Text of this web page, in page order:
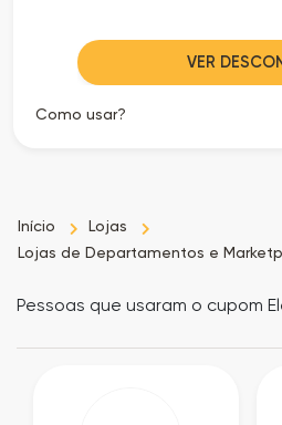
VER
Como usar?
Início
Lojas
Lojas de Departamentos e
Pessoas que usaram o cupom